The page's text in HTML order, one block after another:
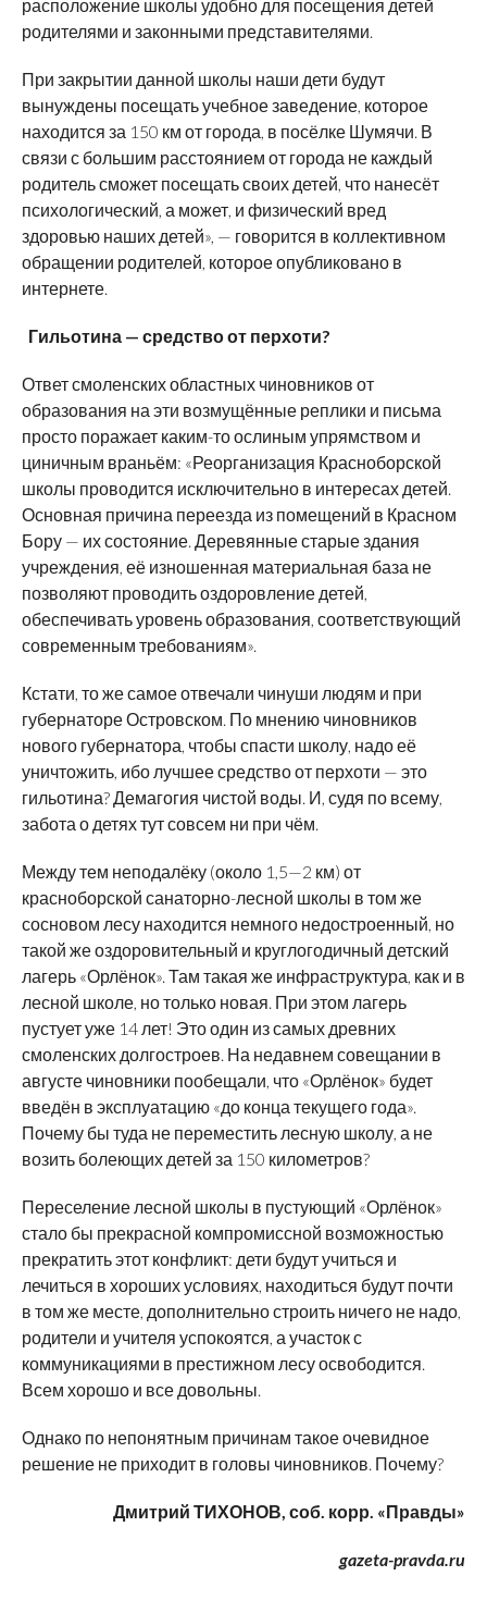
расположение школы удобно для посещения детей
родителями и законными представителями.
При закрытии данной школы наши дети будут
вынуждены посещать учебное заведение, которое
находится за 150 км от города, в посёлке Шумячи. В
связи с большим расстоянием от города не каждый
родитель сможет посещать своих детей, что нанесёт
психологический, а может, и физический вред
здоровью наших детей», — говорится в коллективном
обращении родителей, которое опубликовано в
интернете.
Гильотина — средство от перхоти?
Ответ смоленских областных чиновников от
образования на эти возмущённые реплики и письма
просто поражает каким-то ослиным упрямством и
циничным враньём: «Реорганизация Красноборской
школы проводится исключительно в интересах детей.
Основная причина переезда из помещений в Красном
Бору — их состояние. Деревянные старые здания
учреждения, её изношенная материальная база не
позволяют проводить оздоровление детей,
обеспечивать уровень образования, соответствующий
современным требованиям».
Кстати, то же самое отвечали чинуши людям и при
губернаторе Островском. По мнению чиновников
нового губернатора, чтобы спасти школу, надо её
уничтожить, ибо лучшее средство от перхоти — это
гильотина? Демагогия чистой воды. И, судя по всему,
забота о детях тут совсем ни при чём.
Между тем неподалёку (около 1,5—2 км) от
красноборской санаторно-лесной школы в том же
сосновом лесу находится немного недостроенный, но
такой же оздоровительный и круглогодичный детский
лагерь «Орлёнок». Там такая же инфраструктура, как и в
лесной школе, но только новая. При этом лагерь
пустует уже 14 лет! Это один из самых древних
смоленских долгостроев. На недавнем совещании в
августе чиновники пообещали, что «Орлёнок» будет
введён в эксплуатацию «до конца текущего года».
Почему бы туда не переместить лесную школу, а не
возить болеющих детей за 150 километров?
Переселение лесной школы в пустующий «Орлёнок»
стало бы прекрасной компромиссной возможностью
прекратить этот конфликт: дети будут учиться и
лечиться в хороших условиях, находиться будут почти
в том же месте, дополнительно строить ничего не надо,
родители и учителя успокоятся, а участок с
коммуникациями в престижном лесу освободится.
Всем хорошо и все довольны.
Однако по непонятным причинам такое очевидное
решение не приходит в головы чиновников. Почему?
Дмитрий ТИХОНОВ, соб. корр. «Правды»
gazeta-pravda.ru